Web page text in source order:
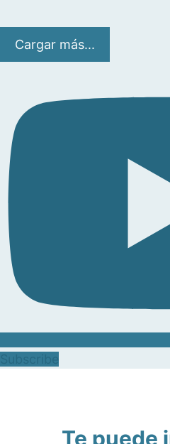
Cargar más...
Te puede